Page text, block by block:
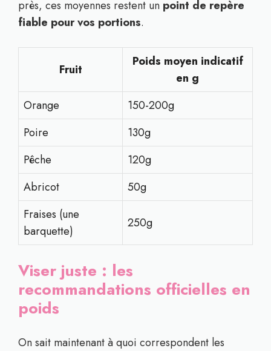
près, ces moyennes restent un point de repère
fiable pour vos portions.
Fruit
Poids moyen indicatif
en g
Orange
150-200g
Poire
130g
Pêche
120g
Abricot
50g
Fraises (une
barquette)
250g
Viser juste : les
recommandations officielles en
poids
On sait maintenant à quoi correspondent les